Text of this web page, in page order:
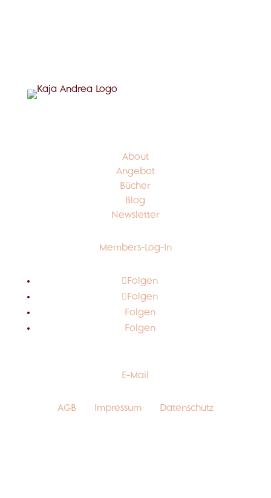
About
Angebot
Bücher
Blog
Newsletter
Members-Log-In
Folgen
Folgen
Folgen
Folgen
E-Mail
AGB Impressum Datenschutz